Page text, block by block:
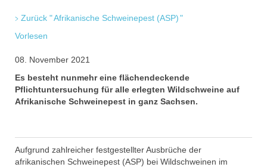
Zurück " Afrikanische Schweinepest (ASP) "
Vorlesen
08. November 2021
Es besteht nunmehr eine flächendeckende
Pflichtuntersuchung für alle erlegten Wildschweine auf
Afrikanische Schweinepest in ganz Sachsen.
Aufgrund zahlreicher festgestellter Ausbrüche der
afrikanischen Schweinepest (ASP) bei Wildschweinen im